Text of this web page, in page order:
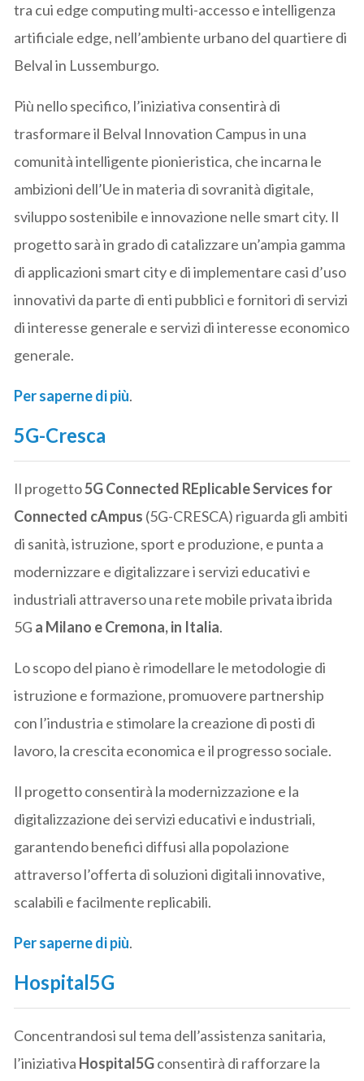
tra cui edge computing multi-accesso e intelligenza
artificiale edge, nell’ambiente urbano del quartiere di
Belval in Lussemburgo.
Più nello specifico, l’iniziativa consentirà di
trasformare il Belval Innovation Campus in una
comunità intelligente pionieristica, che incarna le
ambizioni dell’Ue in materia di sovranità digitale,
sviluppo sostenibile e innovazione nelle smart city. Il
progetto sarà in grado di catalizzare un’ampia gamma
di applicazioni smart city e di implementare casi d’uso
innovativi da parte di enti pubblici e fornitori di servizi
di interesse generale e servizi di interesse economico
generale.
Per saperne di più.
5G-Cresca
Il progetto5G Connected REplicable Services for
Connected cAmpus (5G-CRESCA) riguarda gli ambiti
di sanità, istruzione, sport e produzione, e punta a
modernizzare e digitalizzare i servizi educativi e
industriali attraverso una rete mobile privata ibrida
5G a Milano e Cremona, in Italia.
Lo scopo del piano è rimodellare le metodologie di
istruzione e formazione, promuovere partnership
con l’industria e stimolare la creazione di posti di
lavoro, la crescita economica e il progresso sociale.
Il progetto consentirà la modernizzazione e la
digitalizzazione dei servizi educativi e industriali,
garantendo benefici diffusi alla popolazione
attraverso l’offerta di soluzioni digitali innovative,
scalabili e facilmente replicabili.
Per saperne di più.
Hospital5G
Concentrandosi sul tema dell’assistenza sanitaria,
l’iniziativa Hospital5Gconsentirà di rafforzare la